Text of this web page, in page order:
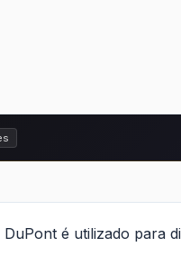
é utilizado